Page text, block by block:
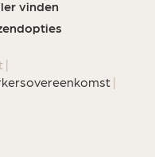
vinden
|
|